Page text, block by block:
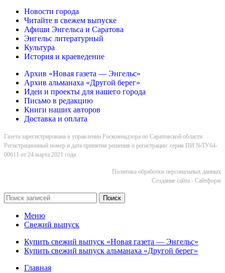
Новости города
Читайте в свежем выпуске
Афиши Энгельса и Саратова
Энгельс литературный
Культура
История и краеведение
Архив «Новая газета — Энгельс»
Архив альманаха «Другой берег»
Идеи и проекты для нашего города
Письмо в редакцию
Книги наших авторов
Доставка и оплата
Газета зарегистрирована в управлении Роскомнадзора по Саратовской области
Регистрационный номер и дата принятия решения о регистрации: серия ПИ №ТУ64-
00611 от 24 марта 2021 года
Политика обработки персональных данных
Cоздание сайта - Сайтформ
Поиск
Меню
Свежий выпуск
Купить свежий выпуск «Новая газета — Энгельс»
Купить свежий выпуск альманаха «Другой берег»
Главная